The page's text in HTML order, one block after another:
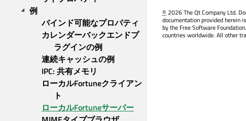
例
バインド可能なプロパティ
カレンダーバックエンドプ
ラグインの例
連続キャッシュの例
IPC: 共有メモリ
ローカルFortuneクライアン
ト
ローカルFortuneサーバー
©2026 The Qt Company Ltd.
documentation provided herein
by the Free Software
countries worldwide. All other